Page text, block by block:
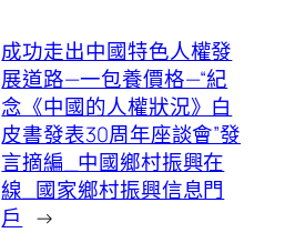
成功走出中國特色人權發
展道路—一包養價格—“紀
念《中國的人權狀況》白
皮書發表30周年座談會”發
言摘編_中國鄉村振興在
線_國家鄉村振興信息門
戶
→